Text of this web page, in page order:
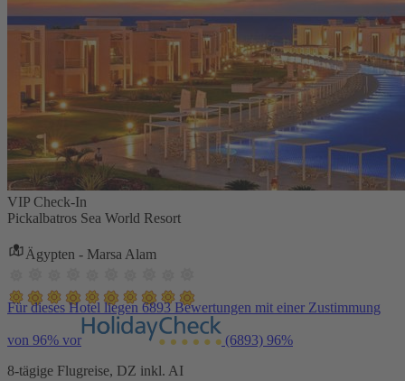
VIP Check-In
Pickalbatros Sea World Resort
Ägypten - Marsa Alam
Für dieses Hotel liegen 6893 Bewertungen mit einer Zustimmung
von 96% vor (6893) 96%
8-tägige Flugreise, DZ inkl. AI